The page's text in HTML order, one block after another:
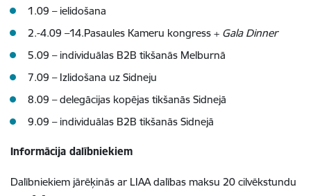
1.09 – ielidošana
2.-4.09 –14.Pasaules Kameru kongress + Gala Dinner
5.09 – individuālas B2B tikšanās Melburnā
7.09 – Izlidošana uz Sidneju
8.09 – delegācijas kopējas tikšanās Sidnejā
9.09 – individuālas B2B tikšanās Sidnejā
Informācija dalībniekiem
Dalībniekiem jārēķinās ar LIAA dalības maksu 20 cilvēkstundu